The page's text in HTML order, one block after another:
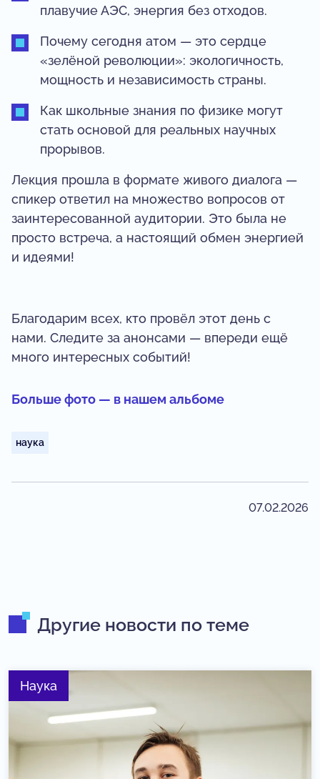
плавучие АЭС, энергия без отходов.
Почему сегодня атом — это сердце
«зелёной революции»: экологичность,
мощность и независимость страны.
Как школьные знания по физике могут
стать основой для реальных научных
прорывов.
Лекция прошла в формате живого диалога —
спикер ответил на множество вопросов от
заинтересованной аудитории. Это была не
просто встреча, а настоящий обмен энергией
и идеями!
Благодарим всех, кто провёл этот день с
нами. Следите за анонсами — впереди ещё
много интересных событий!
Больше фото — в нашем альбоме
наука
07.02.2026
Другие новости по теме
Наука